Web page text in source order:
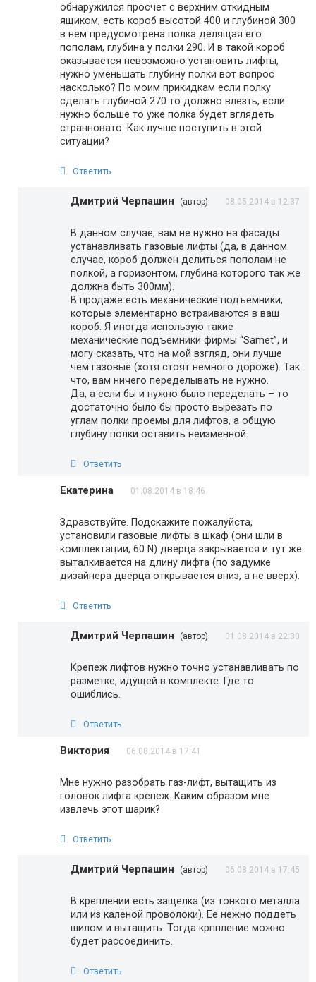
обнаружился просчет с верхним откидным
ящиком, есть короб высотой 400 и глубиной 300
в нем предусмотрена полка делящая его
пополам, глубина у полки 290. И в такой короб
оказывается невозможно установить лифты,
нужно уменьшать глубину полки вот вопрос
насколько? По моим прикидкам если полку
сделать глубиной 270 то должно влезть, если
нужно больше то уже полка будет вглядеть
странновато. Как лучше поступить в этой
ситуации?
Ответить
Дмитрий Черпашин (автор) 08.05.2014 в 12:37
В данном случае, вам не нужно на фасады
устанавливать газовые лифты (да, в данном
случае, короб должен делиться пополам не
полкой, а горизонтом, глубина которого так же
должна быть 300мм).
В продаже есть механические подъемники,
которые элементарно встраиваются в ваш
короб. Я иногда использую такие
механические подъемники фирмы “Samet”, и
могу сказать, что на мой взгляд, они лучше
чем газовые (хотя стоят немного дороже). Так
что, вам ничего переделывать не нужно.
Да, а если бы и нужно было переделать – то
достаточно было бы просто вырезать по
углам полки проемы для лифтов, а общую
глубину полки оставить неизменной.
Ответить
Екатерина 01.08.2014 в 18:46
Здравствуйте. Подскажите пожалуйста,
установили газовые лифты в шкаф (они шли в
комплектации, 60 N) дверца закрывается и тут же
выталкивается на длину лифта (по задумке
дизайнера дверца открывается вниз, а не вверх).
Ответить
Дмитрий Черпашин (автор) 01.08.2014 в 22:30
Крепеж лифтов нужно точно устанавливать по
разметке, идущей в комплекте. Где то
ошиблись.
Ответить
Виктория 06.08.2014 в 17:41
Мне нужно разобрать газ-лифт, вытащить из
головок лифта крепеж. Каким образом мне
извлечь этот шарик?
Ответить
Дмитрий Черпашин (автор) 06.08.2014 в 17:45
В креплении есть защелка (из тонкого металла
или из каленой проволоки). Ее нежно поддеть
шилом и вытащить. Тогда крппление можно
будет рассоединить.
Ответить